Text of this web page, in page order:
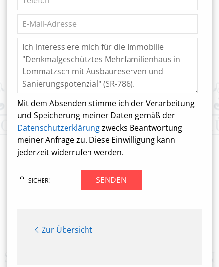
Mit dem Absenden stimme ich der Verarbeitung
und Speicherung meiner Daten gemäß der
Datenschutzerklärungzwecks Beantwortung
meiner Anfrage zu. Diese Einwilligung kann
jederzeit widerrufen werden.
SICHER! SENDEN
Zur Übersicht